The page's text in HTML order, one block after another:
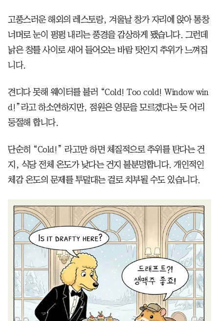
고풍스러운 해외의 레스토랑, 겨울날 창가 자리에 앉아 통창
너머로 눈이 펑펑 내리는 풍경을 감상하게 됐습니다. 그런데
낡은 창틀 사이로 새어 들어오는 바람 탓인지 추위가 느껴집
니다.
견디다 못해 웨이터를 불러 “Cold! Too cold! Window win
d!”라고 하소연하지만, 점원은 영문을 모르겠다는 듯 어리
둥절해 합니다.
단순히 “Cold!” 라고만 하면 체질적으로 추위를 탄다는 건
지, 식당 전체 온도가 낮다는 건지 불분명합니다. 개인적인
체감 온도의 문제를 투덜대는 걸로 치부될 수도 있습니다.